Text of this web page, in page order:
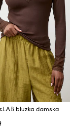
bluzka damska